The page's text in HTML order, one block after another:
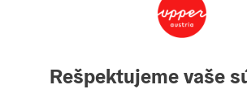
the Sterngartl region and across the
hilly and demanding paths. Entry is
Rešpektujeme vaše